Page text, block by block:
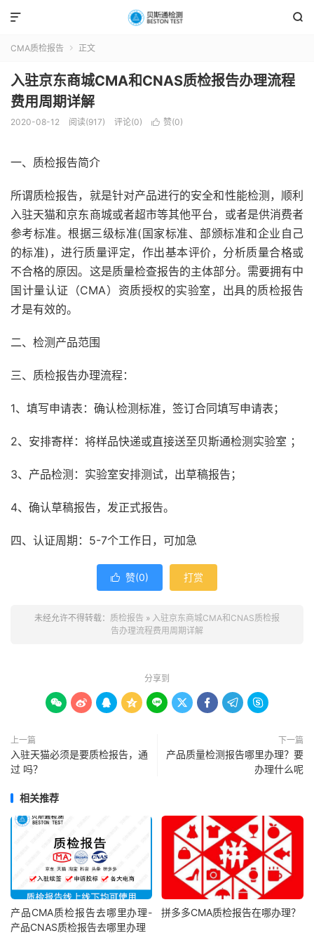


CMA质检报告  正文
入驻京东商城CMA和CNAS质检报告办理流程
费用周期详解
2020-08-12 阅读(917) 评论(0)  赞(0)
一、质检报告简介
所谓质检报告，就是针对产品进行的安全和性能检测，顺利
入驻天猫和京东商城或者超市等其他平台，或者是供消费者
参考标准。根据三级标准(国家标准、部颁标准和企业自己
的标准)，进行质量评定，作出基本评价，分析质量合格或
不合格的原因。这是质量检查报告的主体部分。需要拥有中
国计量认证（CMA）资质授权的实验室，出具的质检报告
才是有效的。
二、检测产品范围
三、质检报告办理流程：
1、填写申请表：确认检测标准，签订合同填写申请表；
2、安排寄样：将样品快递或直接送至贝斯通检测实验室 ；
3、产品检测：实验室安排测试，出草稿报告；
4、确认草稿报告，发正式报告。
四、认证周期：5-7个工作日，可加急
 赞(0) 打赏
未经允许不得转载： 质检报告 » 入驻京东商城CMA和CNAS质检报
告办理流程费用周期详解
分享到
        
上一篇
入驻天猫必须是要质检报告，通
过 吗？
下一篇
产品质量检测报告哪里办理？要
办理什么呢
相关推荐
产品CMA质检报告去哪里办理-
产品CNAS质检报告去哪里办理
拼多多CMA质检报告在哪办理？